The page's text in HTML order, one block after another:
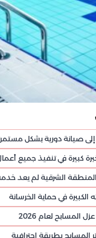
إلى صيانة دورية بشكل
كبيرة في تنفيذ جميع
الشرقية لم يعد
في حماية الخرسانة
المسابح لعام 2026
بطريقة احترافية